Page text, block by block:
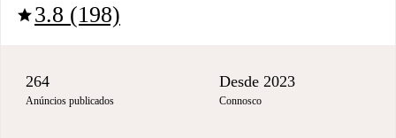
star3.8 (198)
264
Anúncios publicados
Desde 2023
Connosco